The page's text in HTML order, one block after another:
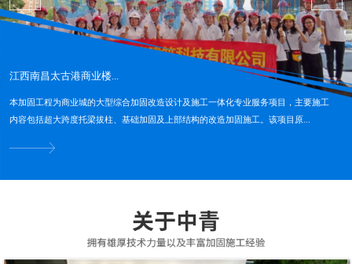
江西南昌太古港商业楼...
本加固工程为商业城的大型综合加固改造设计及施工一体化专业服务项目，主要施工
内容包括超大跨度托梁拔柱、基础加固及上部结构的改造加固施工。该项目原...